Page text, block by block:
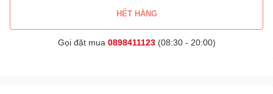
HẾT HÀNG
Gọi đặt mua 0898411123(08:30 - 20:00)